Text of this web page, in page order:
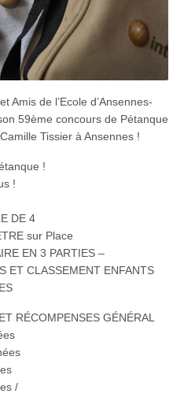
Amis de l’Ecole d’Ansennes-
59ème concours de Pétanque
Tissier à Ansennes !
!
!
DE 4
sur Place
EN 3 PARTIES –
ET CLASSEMENT ENFANTS
RÉCOMPENSES GÉNÉRAL
/